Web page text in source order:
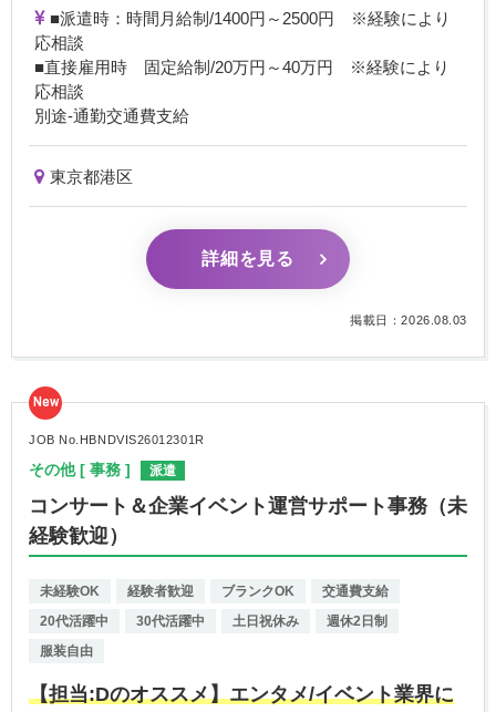
■派遣時：時間月給制/1400円～2500円 ※経験により
応相談
■直接雇用時 固定給制/20万円～40万円 ※経験により
応相談
別途-通勤交通費支給
東京都港区
詳細を見る
掲載日：2026.08.03
JOB No.HBNDVIS26012301R
その他 [ 事務 ] 派遣
コンサート＆企業イベント運営サポート事務（未
経験歓迎）
未経験OK 経験者歓迎 ブランクOK
交通費支給
20代活躍中
30代活躍中 土日祝休み
週休2日制
服装自由
【担当:Dのオススメ】エンタメ/イベント業界に
New